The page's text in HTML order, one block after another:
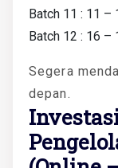
Batch 11 : 11 –
Batch 12 : 16 –
Segera
depan.